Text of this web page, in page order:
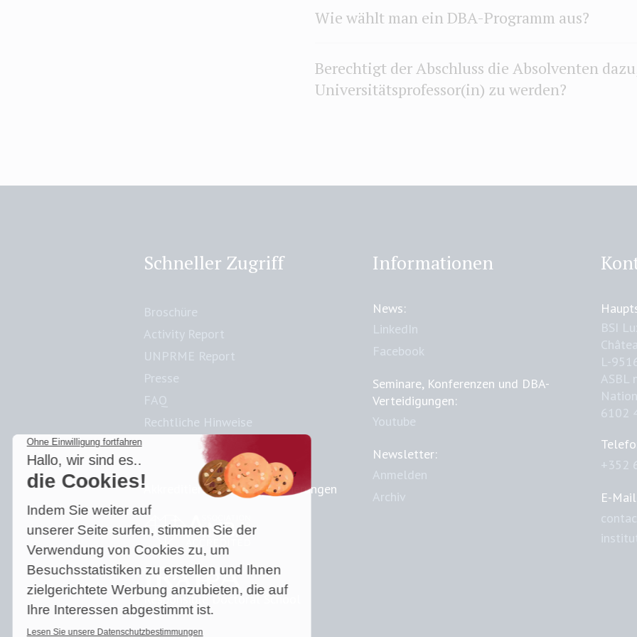
Wie wählt man ein DBA-Programm aus?
Berechtigt der Abschluss die Absolventen
Universitätsprofessor(in) zu werden?
Schneller Zugriff
Broschüre
Activity Report
UNPRME Report
Presse
FAQ
Rechtliche Hinweise
Akkreditierungen & Zertifizierungen
Responsible Doctoral School
Informationen
News:
LinkedIn
Facebook
Seminare, Konferenzen und DBA-
Verteidigungen:
Youtube
Newsletter:
Anmelden
Archiv
BSI
L-
ASBL
6102
+352
E-